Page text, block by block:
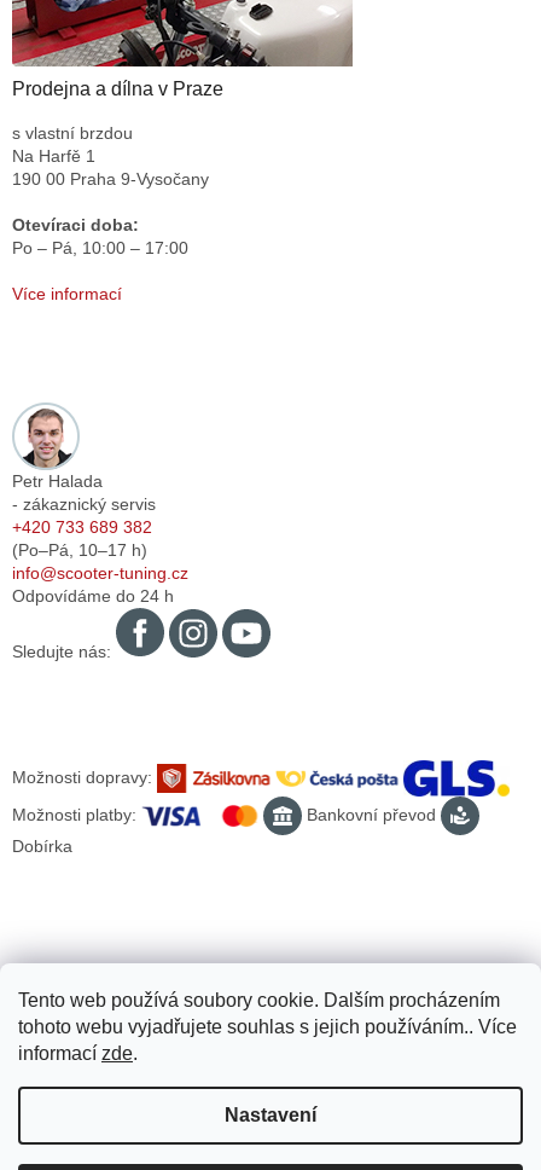
Tento web používá soubory cookie. Dalším procházením
tohoto webu vyjadřujete souhlas s jejich používáním.. Více
informací zde.
Nastavení
Prodejna a dílna v Praze
s vlastní brzdou
Na Harfě 1
190 00 Praha 9-Vysočany
Otevíraci doba:
Po – Pá, 10:00 – 17:00
Více informací
Petr Halada
- zákaznický servis
+420 733 689 382
(Po–Pá, 10–17 h)
info@scooter-tuning.cz
Odpovídáme do 24 h
Sledujte nás:
Možnosti dopravy:
Možnosti platby:
Bankovní převod
Dobírka
Vytvořil Shoptet